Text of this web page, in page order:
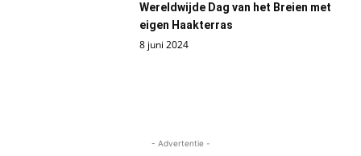
Wereldwijde Dag van het Breien met
eigen Haakterras
8 juni 2024
- Advertentie -